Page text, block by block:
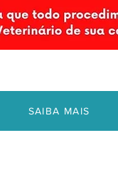
SAIBA MAIS